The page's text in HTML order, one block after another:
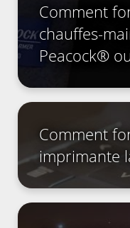
Comment
chauffes-
Peacock®
Comment
imprimante